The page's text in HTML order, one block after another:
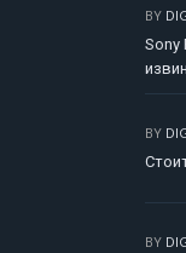
BY
Sony
BY
BY